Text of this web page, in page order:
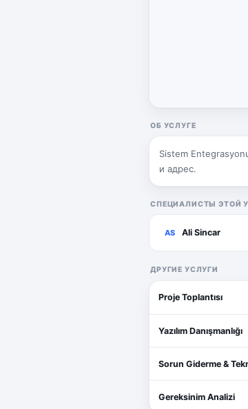
ОБ УСЛУГЕ
Sistem
и адрес.
СПЕЦИАЛИСТЫ ЭТОЙ
AS Ali Sincar
ДРУГИЕ УСЛУГИ
Proje Toplantısı
Yazılım Danışmanlığı
Sorun Giderme &
Gereksinim Analizi